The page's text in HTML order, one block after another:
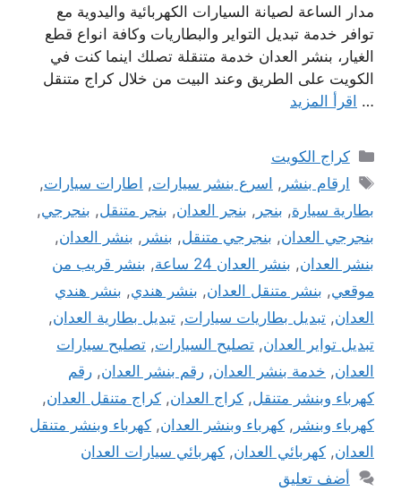
مدار الساعة لصيانة السيارات الكهربائية واليدوية مع
توافر خدمة تبديل التواير والبطاريات وكافة انواع قطع
الغيار، بنشر العدان خدمة متنقلة تصلك اينما كنت في
الكويت على الطريق وعند البيت من خلال كراج متنقل
… اقرأ المزيد
التصنيفات
كراج الكويت
الوسوم
ارقام بنشر , اسرع بنشر سيارات, اطارات سيارات,
بطارية سيارة, بنجر , بنجر العدان, بنجر متنقل, بنجرجي,
بنجرجي العدان, بنجرجي متنقل, بنشر , بنشر العدان,
بنشر العدان, بنشر العدان 24 ساعة , بنشر قريب من
موقعي, بنشر متنقل العدان, بنشر هندي, بنشر هندي
العدان, تبديل بطاريات سيارات, تبديل بطارية العدان,
تبديل تواير العدان, تصليح السيارات, تصليح سيارات
العدان, خدمة بنشر العدان, رقم بنشر العدان, رقم
كهرباء وبنشر متنقل, كراج العدان, كراج متنقل العدان,
كهرباء وبنشر , كهرباء وبنشر العدان, كهرباء وبنشر متنقل
العدان, كهربائي العدان, كهربائي سيارات العدان
أضف تعليق